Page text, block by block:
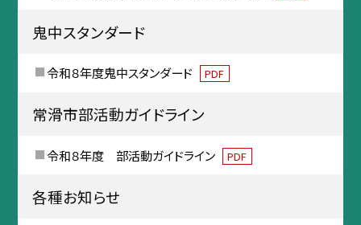
鬼中スタンダード
令和８年度鬼中スタンダード PDF
常滑市部活動ガイドライン
令和８年度 部活動ガイドライン PDF
各種お知らせ